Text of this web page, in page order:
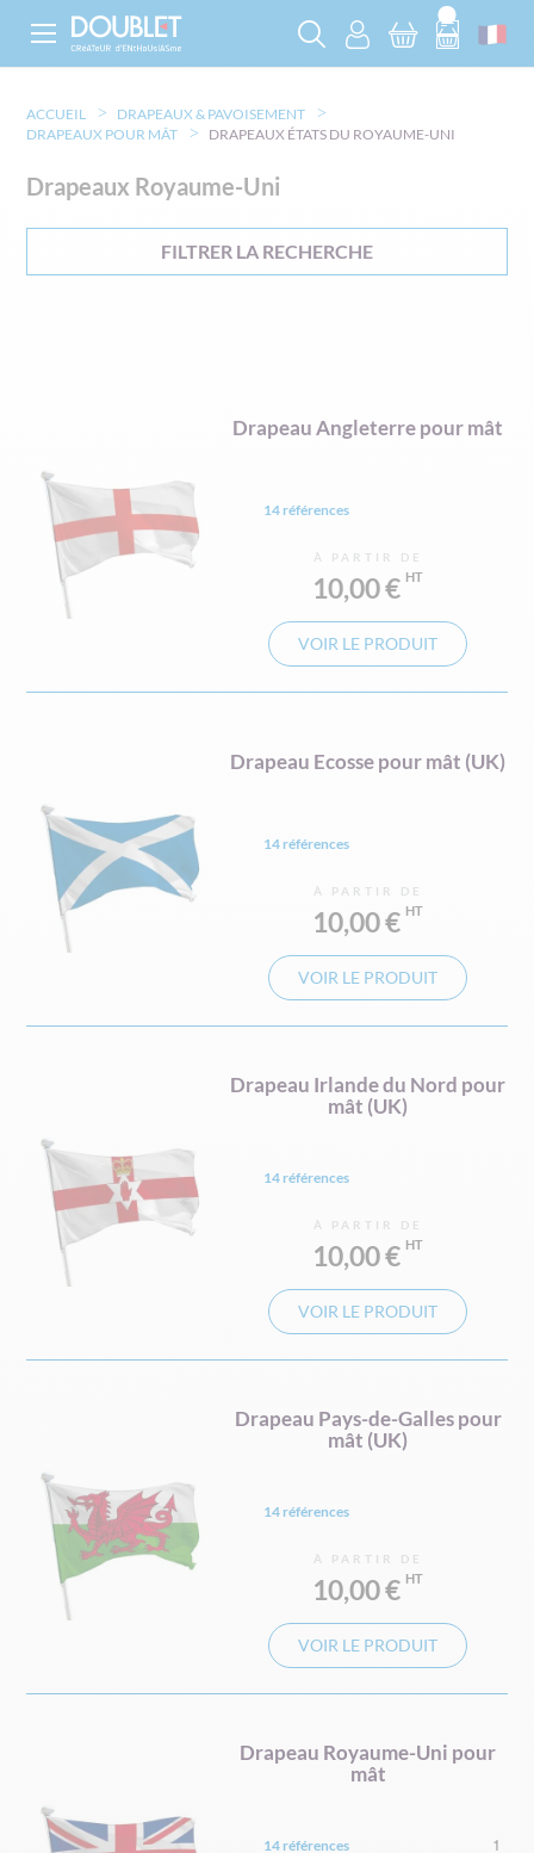
Drapeau Angleterre pour mât
14 références
À PARTIR DE
10,00 €
VOIR LE PRODUIT
Drapeau Ecosse pour mât (UK)
14 références
À PARTIR DE
10,00 €
VOIR LE PRODUIT
Drapeau Irlande du Nord pour
mât (UK)
14 références
À PARTIR DE
10,00 €
VOIR LE PRODUIT
Drapeau Pays-de-Galles pour
mât (UK)
14 références
À PARTIR DE
10,00 €
VOIR LE PRODUIT
Drapeau Royaume-Uni pour
mât
14 références
ACCUEIL
DRAPEAUX & PAVOISEMENT
DRAPEAUX POUR MÂT
DRAPEAUX ÉTATS DU ROYAUME-UNI
Drapeaux Royaume-Uni
FILTRER LA RECHERCHE